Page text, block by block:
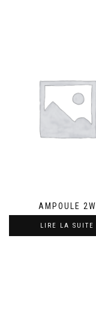
AMPOULE 2W
LIRE LA SUITE